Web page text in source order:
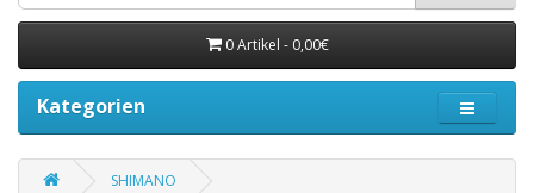
0 Artikel - 0,00€
Kategorien
SHIMANO